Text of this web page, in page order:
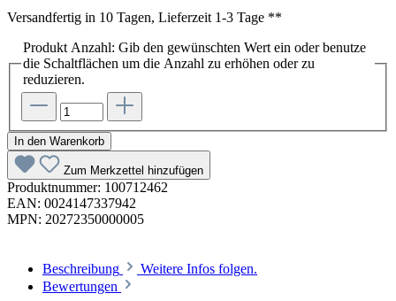
Versandfertig in 10 Tagen, Lieferzeit 1-3 Tage **
Produkt Anzahl: Gib den gewünschten Wert ein oder benutze
die Schaltflächen um die Anzahl zu erhöhen oder zu
reduzieren.
In den Warenkorb
Zum Merkzettel hinzufügen
Produktnummer: 100712462
EAN: 0024147337942
MPN: 20272350000005
Beschreibung
Weitere Infos folgen.
Bewertungen